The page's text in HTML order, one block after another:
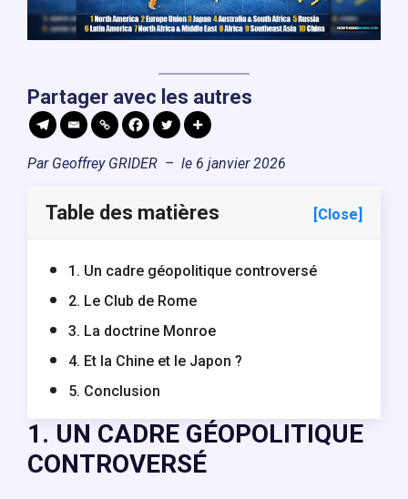
Partager avec les autres
Par Geoffrey GRIDER – le 6 janvier 2026
Table des matières [Close]
1. Un cadre géopolitique controversé
2. Le Club de Rome
3. La doctrine Monroe
4. Et la Chine et le Japon ?
5. Conclusion
1. UN CADRE GÉOPOLITIQUE
CONTROVERSÉ